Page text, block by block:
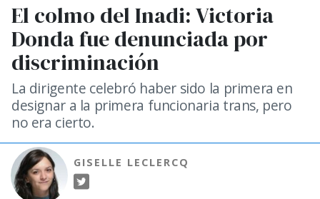
El colmo del Inadi: Victoria
Donda fue denunciada por
discriminación
La dirigente celebró haber sido la primera en
designar a la primera funcionaria trans, pero
no era cierto.
GISELLE LECLERCQ